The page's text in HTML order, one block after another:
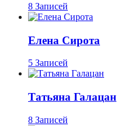
8 Записей
Елена Сирота
5 Записей
Татьяна Галацан
8 Записей